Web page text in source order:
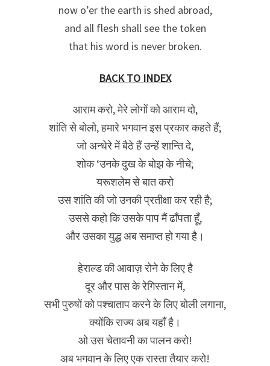
now o’er the earth is shed abroad,
and all flesh shall see the token
that his word is never broken.
BACK TO INDEX
आराम करो, मेरे लोगों को आराम दो,
शांति से बोलो, हमारे भगवान इस प्रकार कहते हैं;
जो अन्धेरे में बैठे हैं उन्हें शान्ति दे,
शोक ‘उनके दुख के बोझ के नीचे;
यरूशलेम से बात करो
उस शांति की जो उनकी प्रतीक्षा कर रही है;
उससे कहो कि उसके पाप मैं ढाँपता हूँ,
और उसका युद्ध अब समाप्त हो गया है।
हेराल्ड की आवाज़ रोने के लिए है
दूर और पास के रेगिस्तान में,
सभी पुरुषों को पश्चाताप करने के लिए बोली लगाना,
क्योंकि राज्य अब यहाँ है।
ओ उस चेतावनी का पालन करो!
अब भगवान के लिए एक रास्ता तैयार करो!